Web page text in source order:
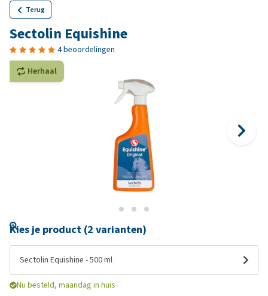
Terug
Sectolin Equishine
4 beoordelingen
Herhaal
Kies je product (2 varianten)
Sectolin Equishine - 500 ml
Nu besteld, maandag in huis